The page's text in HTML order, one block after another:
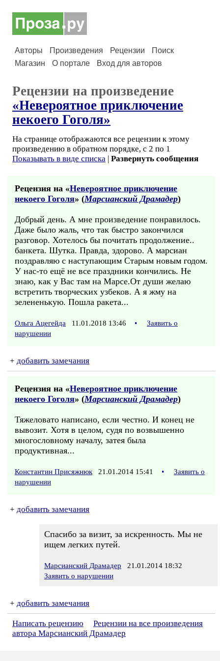
Авторы Произведения Рецензии
Поиск
Магазин
О портале Вход для авторов
Рецензии на произведение
«Невероятное приключение
некоего Гоголя»
На странице отображаются все рецензии к этому
произведению в обратном порядке, с 2 по 1
Показывать в виде списка | Развернуть сообщения
Рецензия на «Невероятное приключение
некоего Гоголя» (Марсианский Драмадер)
Добрый день. А мне произведение понравилось.
Даже было жаль, что так быстро закончился
разговор. Хотелось бы почитать продолжение..
банкета. Шутка. Правда, здорово. А марсиан
поздравляю с наступающим Старым новым годом.
У нас-то ещё не все праздники кончились. Не
знаю, как у Вас там на Марсе.От души желаю
встретить творческих узбеков. А я жму на
зелененькую. Пошла ракета...
Ольга Ацегейда 11.01.2018 13:46 •
Заявить о
нарушении
+ добавить замечания
Рецензия на «Невероятное приключение
некоего Гоголя» (Марсианский Драмадер)
Тяжеловато написано, если честно. И конец не
вывозит. Хотя в целом, судя по возвышенно
многословному началу, затея была
продуктивная...
Константин Присяжнюк 21.01.2014 15:41 •
Заявить о
нарушении
+ добавить замечания
Спасибо за визит, за искренность. Мы не
ищем легких путей.
Марсианский Драмадер 21.01.2014 18:32
Заявить о нарушении
+ добавить замечания
Написать рецензию
Рецензии на все произведения
автора Марсианский Драмадер